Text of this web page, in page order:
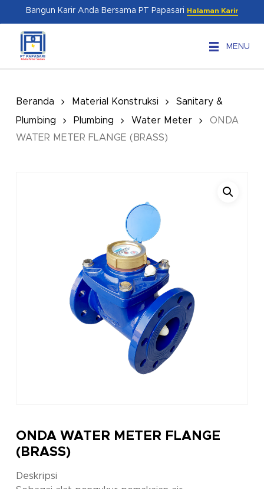
content
Bangun Karir Anda Bersama PT Papasari Halaman Karir
MENU
Beranda Material Konstruksi
Sanitary &
Plumbing
Plumbing Water Meter
ONDA
WATER METER FLANGE (BRASS)
ONDA WATER METER FLANGE
(BRASS)
Deskripsi
Menu